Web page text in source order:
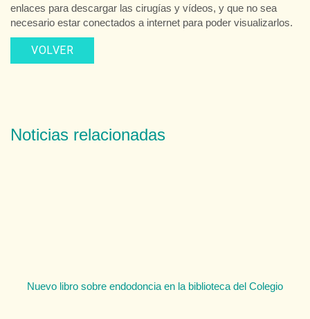
enlaces para descargar las cirugías y vídeos, y que no sea
necesario estar conectados a internet para poder visualizarlos.
VOLVER
Noticias relacionadas
Nuevo libro sobre endodoncia en la biblioteca del Colegio